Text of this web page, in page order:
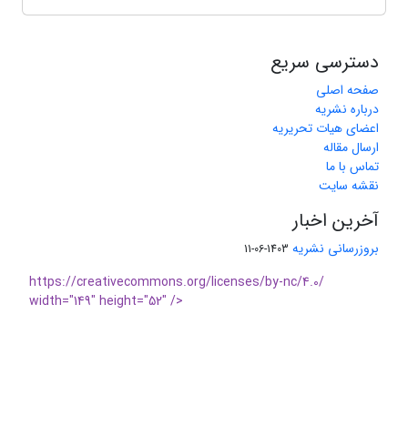
دسترسی سریع
صفحه اصلی
درباره نشریه
اعضای هیات تحریریه
ارسال مقاله
تماس با ما
نقشه سایت
آخرین اخبار
بروزرسانی نشریه 1403-06-11
https://creativecommons.org/licenses/by-nc/4.0/
width="149" height="52" />